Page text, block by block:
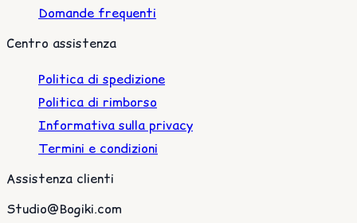
Domande frequenti
Centro assistenza
Politica di spedizione
Politica di rimborso
Informativa sulla privacy
Termini e condizioni
Assistenza clienti
Studio@Bogiki.com